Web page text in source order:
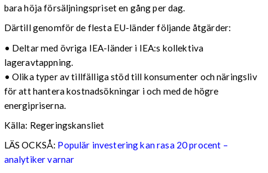
bara höja försäljningspriset en gång per dag.
Därtill genomför de flesta EU-länder följande åtgärder:
• Deltar med övriga IEA-länder i IEA:s kollektiva
lageravtappning.
• Olika typer av tillfälliga stöd till konsumenter och näringsliv
för att hantera kostnadsökningar i och med de högre
energipriserna.
Källa: Regeringskansliet
LÄS OCKSÅ: Populär investering kan rasa 20 procent –
analytiker varnar